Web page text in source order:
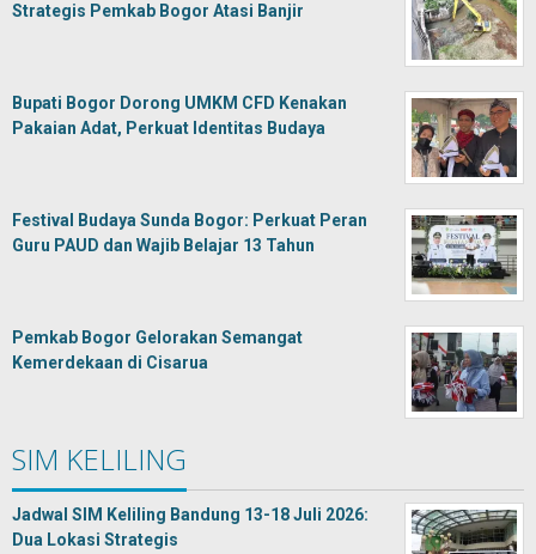
Strategis Pemkab Bogor Atasi Banjir
Bupati Bogor Dorong UMKM CFD Kenakan
Pakaian Adat, Perkuat Identitas Budaya
Festival Budaya Sunda Bogor: Perkuat Peran
Guru PAUD dan Wajib Belajar 13 Tahun
Pemkab Bogor Gelorakan Semangat
Kemerdekaan di Cisarua
SIM KELILING
Jadwal SIM Keliling Bandung 13-18 Juli 2026:
Dua Lokasi Strategis